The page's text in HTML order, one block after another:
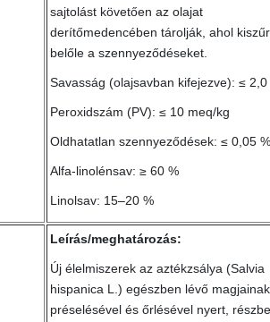
sajtolást követően az olajat
derítőmedencében tárolják, ahol
belőle a szennyeződéseket.
Savasság (olajsavban kifejezve): ≤ 2,0
Peroxidszám (PV): ≤ 10 meq/kg
Oldhatatlan szennyeződések: ≤ 0,05 %
Alfa-linolénsav: ≥ 60 %
Linolsav: 15–20 %
Leírás/meghatározás:
Új élelmiszerek az aztékzsálya (Salvia
hispanica L.) egészben lévő magjainak
préselésével és őrlésével nyert,